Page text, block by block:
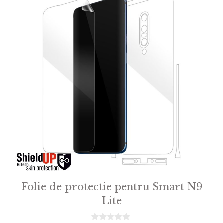
Folie de protectie pentru Smart N9
Lite